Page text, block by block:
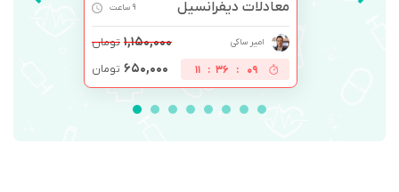
معادلات دیفرانسیل 9 ساعت
امیر ساکی ۱,۱۵۰,۰۰۰ تومان
08
:
36
:
11 ۶۵۰,۰۰۰ تومان